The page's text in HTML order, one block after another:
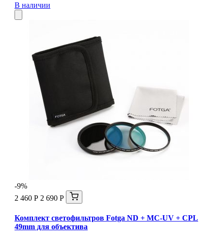
В наличии
-9%
2 460 Р 2 690 Р
Комплект светофильтров Fotga ND + MC-UV + CPL
49mm для объектива